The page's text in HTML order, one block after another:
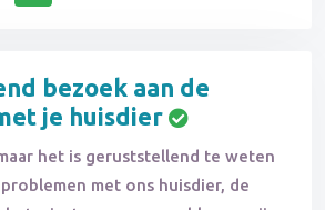
bezoek aan de
je huisdier
het is geruststellend te weten
met ons huisdier, de